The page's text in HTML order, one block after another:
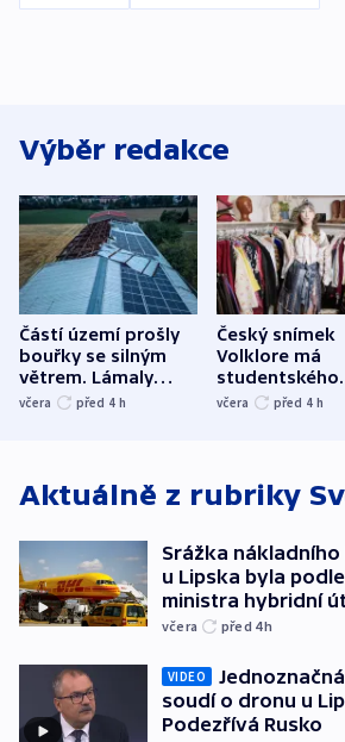
Výběr redakce
Částí území prošly
bouřky se silným
větrem. Lámaly
stromy a poničily
včera před 4 h
Český snímek
Volklore má
studentského
Oscara,
včera před 4 h
Aktuálně z rubriky
Srážka
u Lipska byla
ministra hybridní
včera před 4h
VIDEO
soudí o dronu u
Podezřívá Rusko